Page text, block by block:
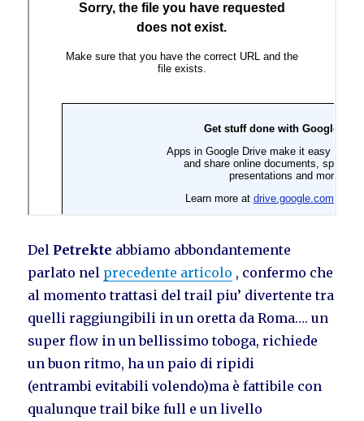
Del Petrekte abbiamo abbondantemente
parlato nel precedente articolo , confermo che
al momento trattasi del trail piu’ divertente tra
quelli raggiungibili in un oretta da Roma…. un
super flow in un bellissimo toboga, richiede
un buon ritmo, ha un paio di ripidi
(entrambi evitabili volendo)ma è fattibile con
qualunque trail bike full e un livello